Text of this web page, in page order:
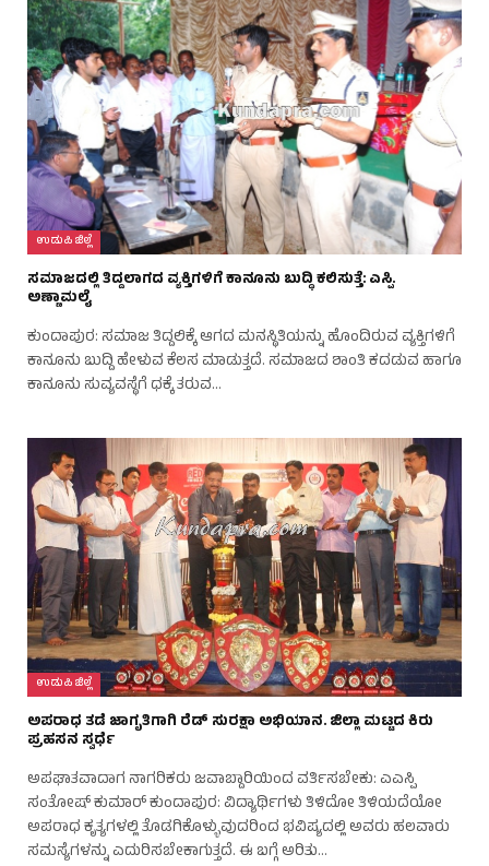
ಉಡುಪಿ ಜಿಲ್ಲೆ
ಸಮಾಜದಲ್ಲಿ ತಿದ್ದಲಾಗದ ವ್ಯಕ್ತಿಗಳಿಗೆ ಕಾನೂನು ಬುದ್ಧಿ ಕಲಿಸುತ್ತೆ: ಎಸ್ಪಿ.
ಅಣ್ಣಾಮಲೈ
ಕುಂದಾಪುರ: ಸಮಾಜ ತಿದ್ದಲಿಕ್ಕೆ ಆಗದ ಮನಸ್ಥಿತಿಯನ್ನು ಹೊಂದಿರುವ ವ್ಯಕ್ತಿಗಳಿಗೆ
ಕಾನೂನು ಬುದ್ದಿ ಹೇಳುವ ಕೆಲಸ ಮಾಡುತ್ತದೆ. ಸಮಾಜದ ಶಾಂತಿ ಕದಡುವ ಹಾಗೂ
ಕಾನೂನು ಸುವ್ಯವಸ್ಥೆಗೆ ಧಕ್ಕೆ ತರುವ…
ಉಡುಪಿ ಜಿಲ್ಲೆ
ಅಪರಾಧ ತಡೆ ಜಾಗೃತಿಗಾಗಿ ರೆಡ್ ಸುರಕ್ಷಾ ಅಭಿಯಾನ. ಜಿಲ್ಲಾ ಮಟ್ಟದ ಕಿರು
ಪ್ರಹಸನ ಸ್ವರ್ಧೆ
ಅಪಘಾತವಾದಾಗ ನಾಗರಿಕರು ಜವಾಬ್ದಾರಿಯಿಂದ ವರ್ತಿಸಬೇಕು: ಎಎಸ್ಪಿ
ಸಂತೋಷ್ ಕುಮಾರ್ ಕುಂದಾಪುರ: ವಿದ್ಯಾರ್ಥಿಗಳು ತಿಳಿದೋ ತಿಳಿಯದೆಯೋ
ಅಪರಾಧ ಕೃತ್ಯಗಳಲ್ಲಿ ತೊಡಗಿಕೊಳ್ಳುವುದರಿಂದ ಭವಿಷ್ಯದಲ್ಲಿ ಅವರು ಹಲವಾರು
ಸಮಸ್ಯೆಗಳನ್ನು ಎದುರಿಸಬೇಕಾಗುತ್ತದೆ. ಈ ಬಗ್ಗೆ ಅರಿತು…